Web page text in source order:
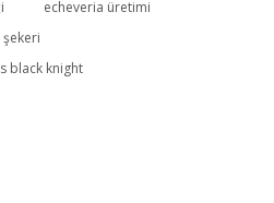
Yaz
echeveria üretimi
black knight